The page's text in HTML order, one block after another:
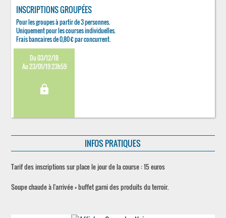
INSCRIPTIONS GROUPÉES
Pour les groupes à partir de 3 personnes.
Uniquement pour les courses individuelles.
Frais bancaires de 0,80 € par concurrent.
Du 03/12/18
Au 23/01/19 23h59
lock
INFOS PRATIQUES
Tarif des inscriptions sur place le jour de la course : 15 euros
Soupe chaude à l'arrivée + buffet garni des produits du terroir.